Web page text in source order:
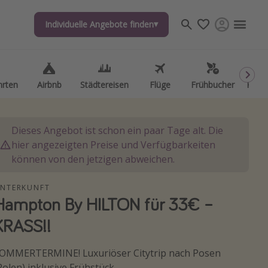
Individuelle Angebote finden
Airbnb Städtereisen Flüge Frühbucher
Individuelle Angebote finden
Airbnb Städtereisen Flüge Frühbucher
Dieses Angebot ist schon ein paar Tage alt. Die
hier angezeigten Preise und Verfügbarkeiten
können von den jetzigen abweichen.
By HILTON für 33€ –
Luxuriöser Citytrip nach Posen